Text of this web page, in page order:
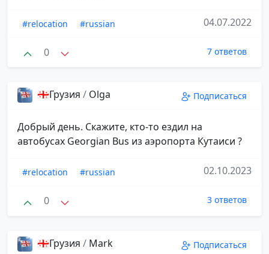
#relocation #russian 04.07.2022
0 7 ответов
🇬🇪Грузия / Olga Подписаться
Добрый день. Скажите, кто-то ездил на
автобусах Georgian Bus из аэропорта Кутаиси ?
#relocation #russian 02.10.2023
0 3 ответов
🇬🇪Грузия / Mark Подписаться